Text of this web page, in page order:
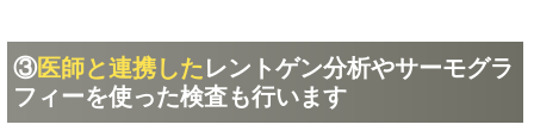
③医師と連携した レントゲン分析やサーモグラ
フィーを使った検査も行います